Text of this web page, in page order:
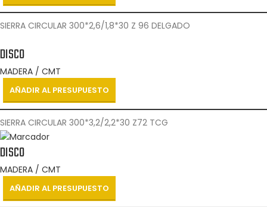
SIERRA CIRCULAR 300*2,6/1,8*30 Z 96 DELGADO
DISCO
MADERA / CMT
AÑADIR AL PRESUPUESTO
SIERRA CIRCULAR 300*3,2/2,2*30 Z72 TCG
DISCO
MADERA / CMT
AÑADIR AL PRESUPUESTO